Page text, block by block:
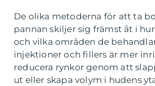
De olika metoderna för att ta
pannan skiljer sig främst åt i
och vilka områden de
injektioner och fillers är mer
reducera rynkor genom att
ut eller skapa volym i hudens